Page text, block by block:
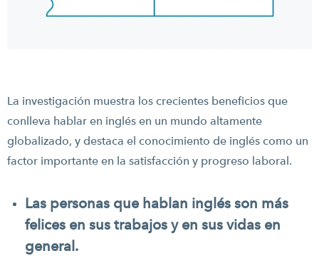
La investigación muestra los crecientes beneficios que
conlleva hablar en inglés en un mundo altamente
globalizado, y destaca el conocimiento de inglés como un
factor importante en la satisfacción y progreso laboral.
Las personas que hablan inglés son más
felices en sus trabajos y en sus vidas en
general.